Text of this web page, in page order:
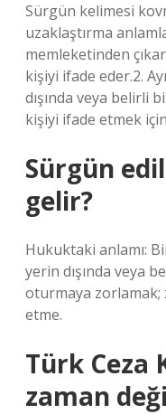
Sürgün kelimesi
uzaklaştırma
memleketinden
kişiyi ifade eder.2.
dışında veya belirli
kişiyi ifade etmek
Sürgün
gelir?
Hukuktaki anlamı:
yerin dışında veya
oturmaya zorlamak;
etme.
Türk Ceza
zaman